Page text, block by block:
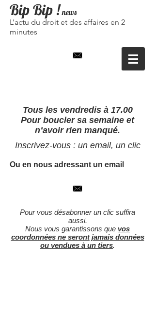
Bip Bip ! news
L’actu du droit et des affaires en 2
minutes
Tous les vendredis à 17.00
Pour boucler sa semaine et
n’avoir rien manqué.
Inscrivez-vous : un email, un clic
Ou en nous adressant un email
Pour vous désabonner un clic suffira
aussi.
Nous vous garantissons que vos
coordonnées ne seront jamais données
ou vendues à un tiers.